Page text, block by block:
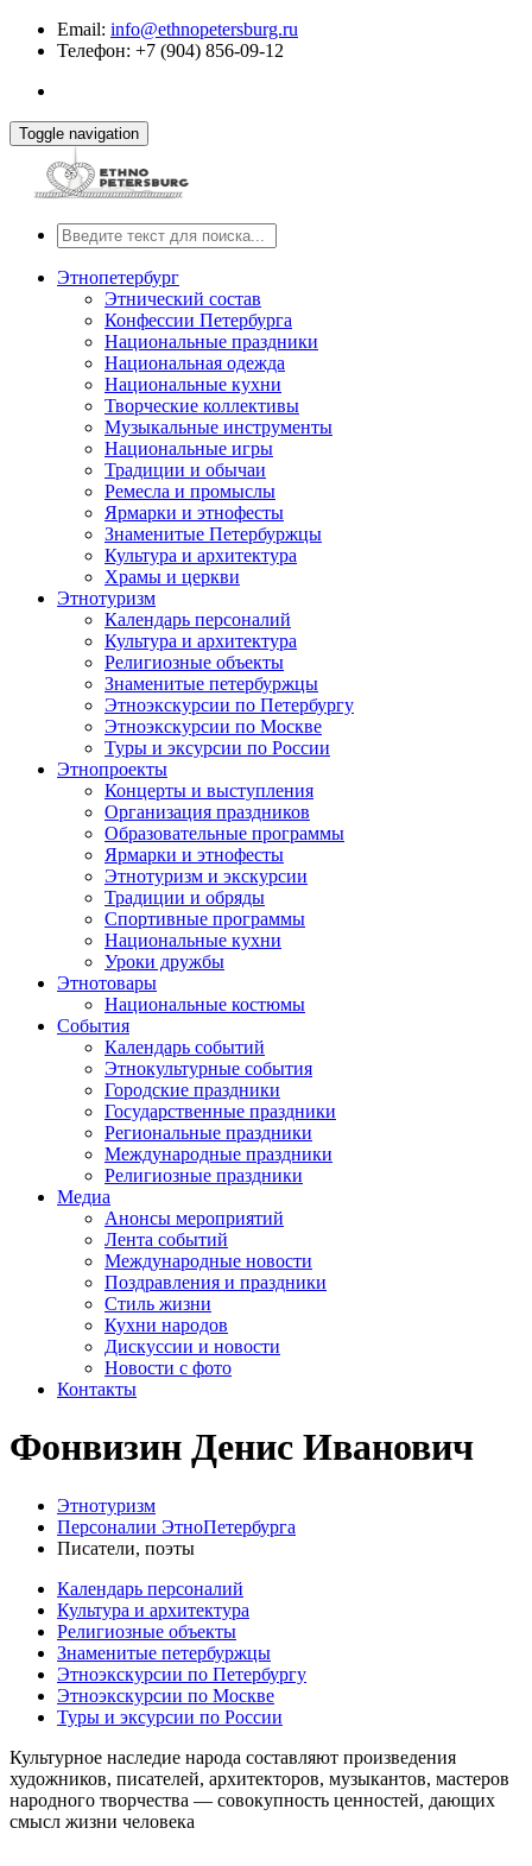
Email: info@ethnopetersburg.ru
Телефон: +7 (904) 856-09-12
Toggle navigation
Этнопетербург
Этнический состав
Конфессии Петербурга
Национальные праздники
Национальная одежда
Национальные кухни
Творческие коллективы
Музыкальные инструменты
Национальные игры
Традиции и обычаи
Ремесла и промыслы
Ярмарки и этнофесты
Знаменитые Петербуржцы
Культура и архитектура
Храмы и церкви
Этнотуризм
Календарь персоналий
Культура и архитектура
Религиозные объекты
Знаменитые петербуржцы
Этноэкскурсии по Петербургу
Этноэкскурсии по Москве
Туры и эксурсии по России
Этнопроекты
Концерты и выступления
Организация праздников
Образовательные программы
Ярмарки и этнофесты
Этнотуризм и экскурсии
Традиции и обряды
Спортивные программы
Национальные кухни
Уроки дружбы
Этнотовары
Национальные костюмы
События
Календарь событий
Этнокультурные события
Городские праздники
Государственные праздники
Региональные праздники
Международные праздники
Религиозные праздники
Медиа
Анонсы мероприятий
Лента событий
Международные новости
Поздравления и праздники
Cтиль жизни
Кухни народов
Дискуссии и новости
Новости с фото
Контакты
Фонвизин Денис Иванович
Этнотуризм
Персоналии ЭтноПетербурга
Писатели, поэты
Календарь персоналий
Культура и архитектура
Религиозные объекты
Знаменитые петербуржцы
Этноэкскурсии по Петербургу
Этноэкскурсии по Москве
Туры и эксурсии по России
Культурное наследие народа составляют произведения
художников, писателей, архитекторов, музыкантов, мастеров
народного творчества ― совокупность ценностей, дающих
смысл жизни человека